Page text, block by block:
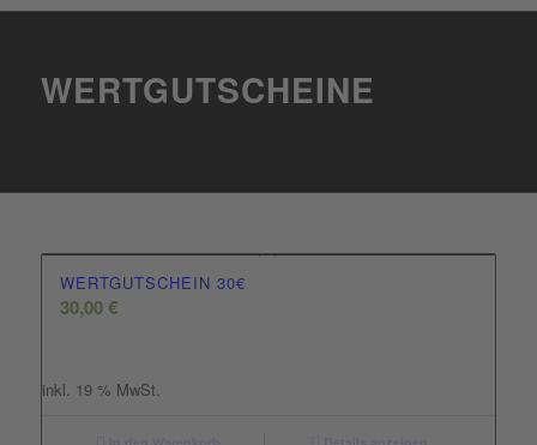
WERTGUTSCHEINE
WERTGUTSCHEIN 30€
30,00€
inkl. 19 % MwSt.